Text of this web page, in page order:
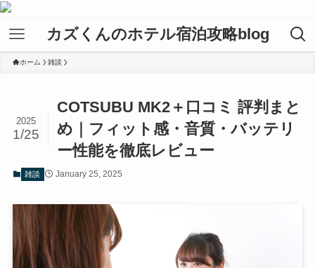
カズくんのホテル宿泊攻略blog
ホーム 雑談
COTSUBU MK2＋口コミ 評判まと
め｜フィット感・音質・バッテリ
ー性能を徹底レビュー
2025
1/25
雑談 January 25, 2025